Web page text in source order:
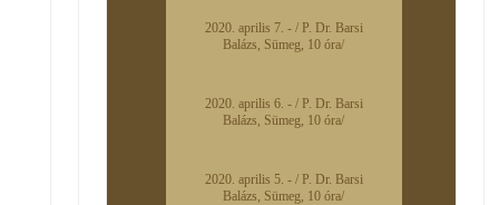
2020. aprilis 7. - / P. Dr. Barsi
Balázs, Sümeg, 10 óra/
2020. aprilis 6. - / P. Dr. Barsi
Balázs, Sümeg, 10 óra/
2020. aprilis 5. - / P. Dr. Barsi
Balázs, Sümeg, 10 óra/